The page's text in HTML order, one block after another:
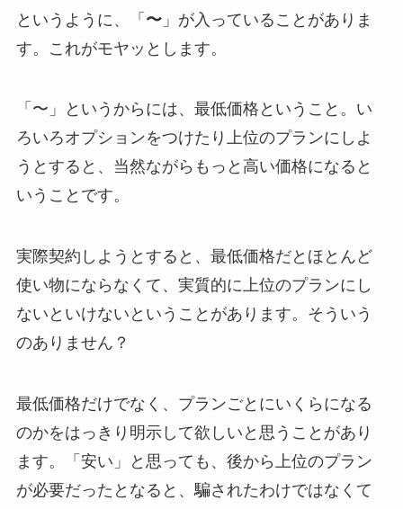
というように、「 〜」が入っていることがありま
す。これがモヤッとします。
「〜」というからには、最低価格ということ。い
ろいろオプションをつけたり上位のプランにしよ
うとすると、当然ながらもっと高い価格になると
いうことです。
実際契約しようとすると、最低価格だとほとんど
使い物にならなくて、実質的に上位のプランにし
ないといけないということがあります。そういう
のありません？
最低価格だけでなく、プランごとにいくらになる
のかをはっきり明示して欲しいと思うことがあり
ます。「安い」と思っても、後から上位のプラン
が必要だったとなると、騙されたわけではなくて